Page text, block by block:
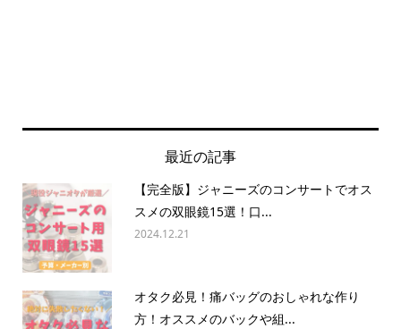
最近の記事
【完全版】ジャニーズのコンサートでオス
スメの双眼鏡15選！口...
2024.12.21
オタク必見！痛バッグのおしゃれな作り
方！オススメのバックや組...